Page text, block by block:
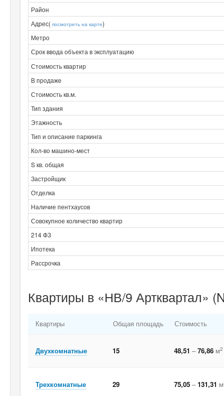
Район
Адрес( посмотреть на карте)
Метро
Срок ввода объекта в эксплуатацию
Стоимость квартир
В продаже
Стоимость кв.м.
Тип здания
Этажность
Тип и описание паркинга
Кол-во машино-мест
S кв. общая
Застройщик
Отделка
Наличие пентхаусов
Совокупное количество квартир
214 ФЗ
Ипотека
Рассрочка
Квартиры в «НВ/9 Артквартал»
Квартиры Общая площадь Стоимость
Двухкомнатные 15 48,51 –76,86 м2
Трехкомнатные 29 75,05 –131,31 м